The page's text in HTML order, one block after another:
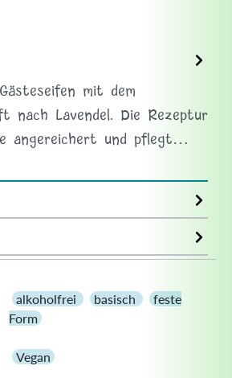
mit dem
nach Lavendel. Die Rezeptur
angereichert und pflegt…
alkoholfrei basisch
feste
Form
Vegan